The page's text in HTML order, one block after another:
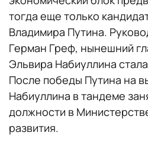
тогда еще только
Владимира Путина.
Герман Греф, нынешний
Эльвира Набиуллина
После победы Путина на
Набиуллина в тандеме
должности в
развития.